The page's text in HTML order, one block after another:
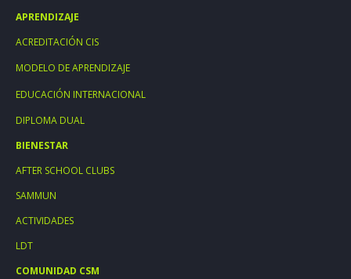
APRENDIZAJE
ACREDITACIÓN CIS
MODELO DE APRENDIZAJE
EDUCACIÓN INTERNACIONAL
DIPLOMA DUAL
BIENESTAR
AFTER SCHOOL CLUBS
SAMMUN
ACTIVIDADES
LDT
COMUNIDAD CSM